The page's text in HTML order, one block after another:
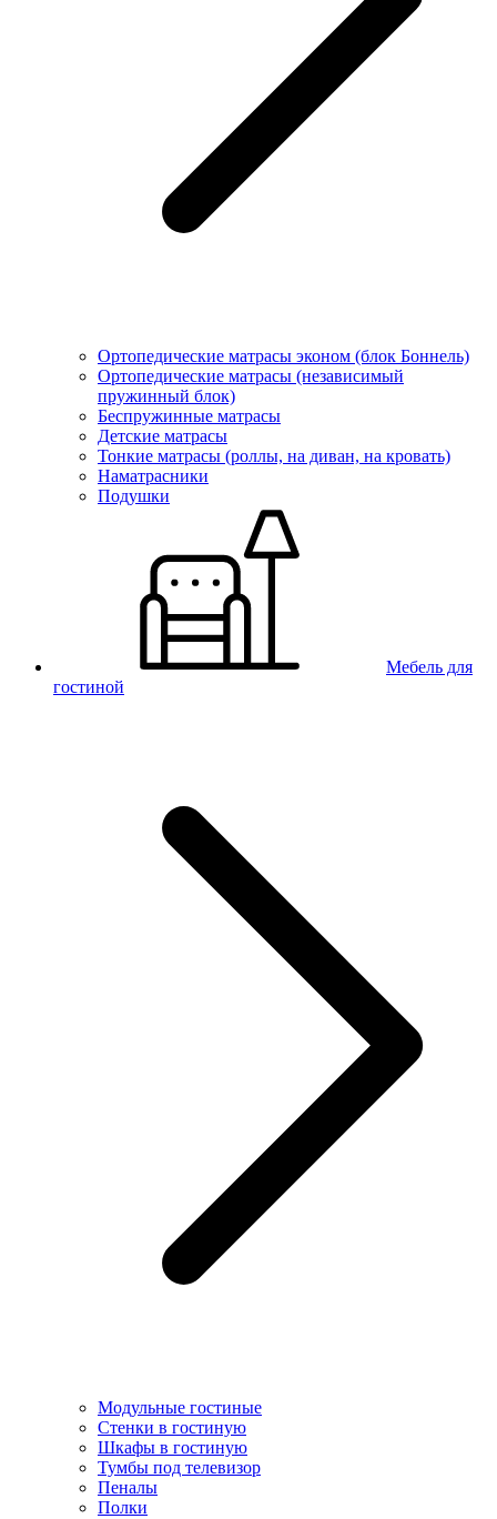
Ортопедические матрасы эконом (блок Боннель)
Ортопедические матрасы (независимый
пружинный блок)
Беcпружинные матрасы
Детские матрасы
Тонкие матрасы (роллы, на диван, на кровать)
Наматрасники
Подушки
Мебель для
гостиной
Модульные гостиные
Стенки в гостиную
Шкафы в гостиную
Тумбы под телевизор
Пеналы
Полки